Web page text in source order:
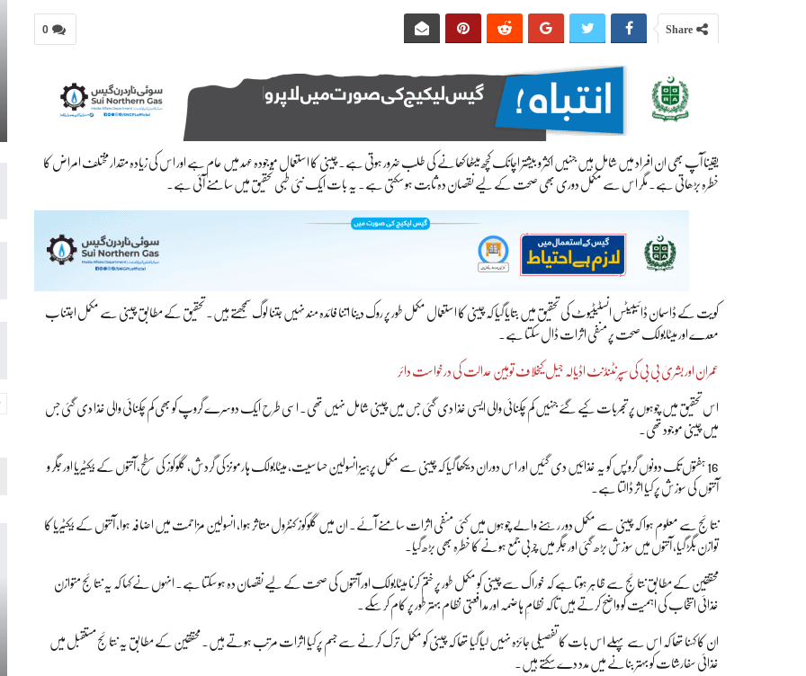
0 Share
یقیناً آپ بھی ان افراد میں شامل ہیں جنہیں اکثر و بیشتر اچانک کچھ میٹھا کھانے کی طلب ضرور ہوتی ہے۔ چینی کا استعمال موجودہ عہد میں عام ہے اور اس کی زیادہ مقدار مختلف امراض کا
خطرہ بڑھاتی ہے۔ مگر اس سے مکمل دوری بھی صحت کے لیے نقصان دہ ثابت ہو سکتی ہے۔ یہ بات ایک نئی طبی تحقیق میں سامنے آئی ہے۔
کویت کے ڈاسمان ڈائیبیٹس انسٹیٹیوٹ کی تحقیق میں بتایا گیا کہ چینی کا استعمال مکمل طور پر روک دینا اتنا فائدہ مند نہیں جتنا لوگ سمجھتے ہیں۔ تحقیق کے مطابق چینی سے مکمل اجتناب
معدے اور میٹابولک صحت پر منفی اثرات ڈال سکتا ہے۔
عمران اور بشریٰ بی بی کی سپرنٹنڈنٹ اڈیالہ جیل کیخلاف توہین عدالت کی درخواست دائر
اس تحقیق میں چوہوں پر تجربات کیے گئے جنہیں کم چکنائی والی ایسی غذا دی گئی جس میں چینی شامل نہیں تھی۔ اسی طرح ایک دوسرے گروپ کو بھی کم چکنائی والی غذا دی گئی جس
میں چینی موجود تھی۔
16 ہفتوں تک دونوں گروپس کو یہ غذائیں دی گئیں اور اس دوران دیکھا گیا کہ چینی سے مکمل پرہیز انسولین حساسیت، میٹابولک ہارمونز کی گردش، گلوکوز کی سطح، آنتوں کے بیکٹیریا اور جگر و
آنتوں کی سوزش پر کیا اثر ڈالتا ہے۔
نتائج سے معلوم ہوا کہ چینی سے مکمل دور رہنے والے چوہوں میں کئی منفی اثرات سامنے آئے۔ ان میں گلوکوز کنٹرول متاثر ہوا، انسولین مزاحمت میں اضافہ ہوا، آنتوں کے بیکٹیریا کا
توازن بگڑ گیا، آنتوں میں سوزش بڑھ گئی اور جگر میں چربی جمع ہونے کا خطرہ بھی بڑھ گیا۔
محققین کے مطابق نتائج سے ظاہر ہوتا ہے کہ خوراک سے چینی کو مکمل طور پر ختم کرنا میٹابولک اور آنتوں کی صحت کے لیے نقصان دہ ہو سکتا ہے۔ انہوں نے کہا کہ یہ نتائج متوازن
غذائی انتخاب کی اہمیت کو واضح کرتے ہیں تاکہ نظامِ ہاضمہ اور مدافعتی نظام بہتر طور پر کام کر سکے۔
ان کا کہنا تھا کہ اس سے پہلے اس بات کا تفصیلی جائزہ نہیں لیا گیا تھا کہ چینی کو مکمل ترک کرنے سے جسم پر کیا اثرات مرتب ہوتے ہیں۔ محققین کے مطابق یہ نتائج مستقبل میں
غذائی سفارشات کو بہتر بنانے میں مدد دے سکتے ہیں۔